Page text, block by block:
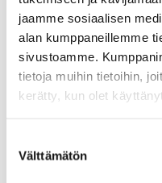
jaamme sosiaalisen
alan kumppaneillemme
sivustoamme.
tietoja muihin tietoihin,
kerätty, kun olet
valinta
Välttämätön
Käyttövoima
Ulkokäyttö